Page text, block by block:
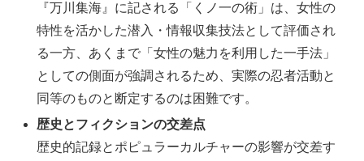
『万川集海』に記される「くノ一の術」は、女性の
特性を活かした潜入・情報収集技法として評価され
る一方、あくまで「女性の魅力を利用した一手法」
としての側面が強調されるため、実際の忍者活動と
同等のものと断定するのは困難です。
歴史とフィクションの交差点
歴史的記録とポピュラーカルチャーの影響が交差す